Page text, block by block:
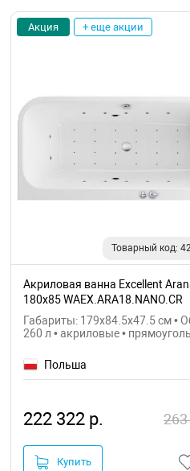
Акция + еще акции
Товарный код:
Акриловая ванна Excellent
180x85 WAEX.ARA18.NANO.CR
Габариты: 179x84.5x47.5 см •
260 л • акриловые •
Польша
222 322 р.
Купить